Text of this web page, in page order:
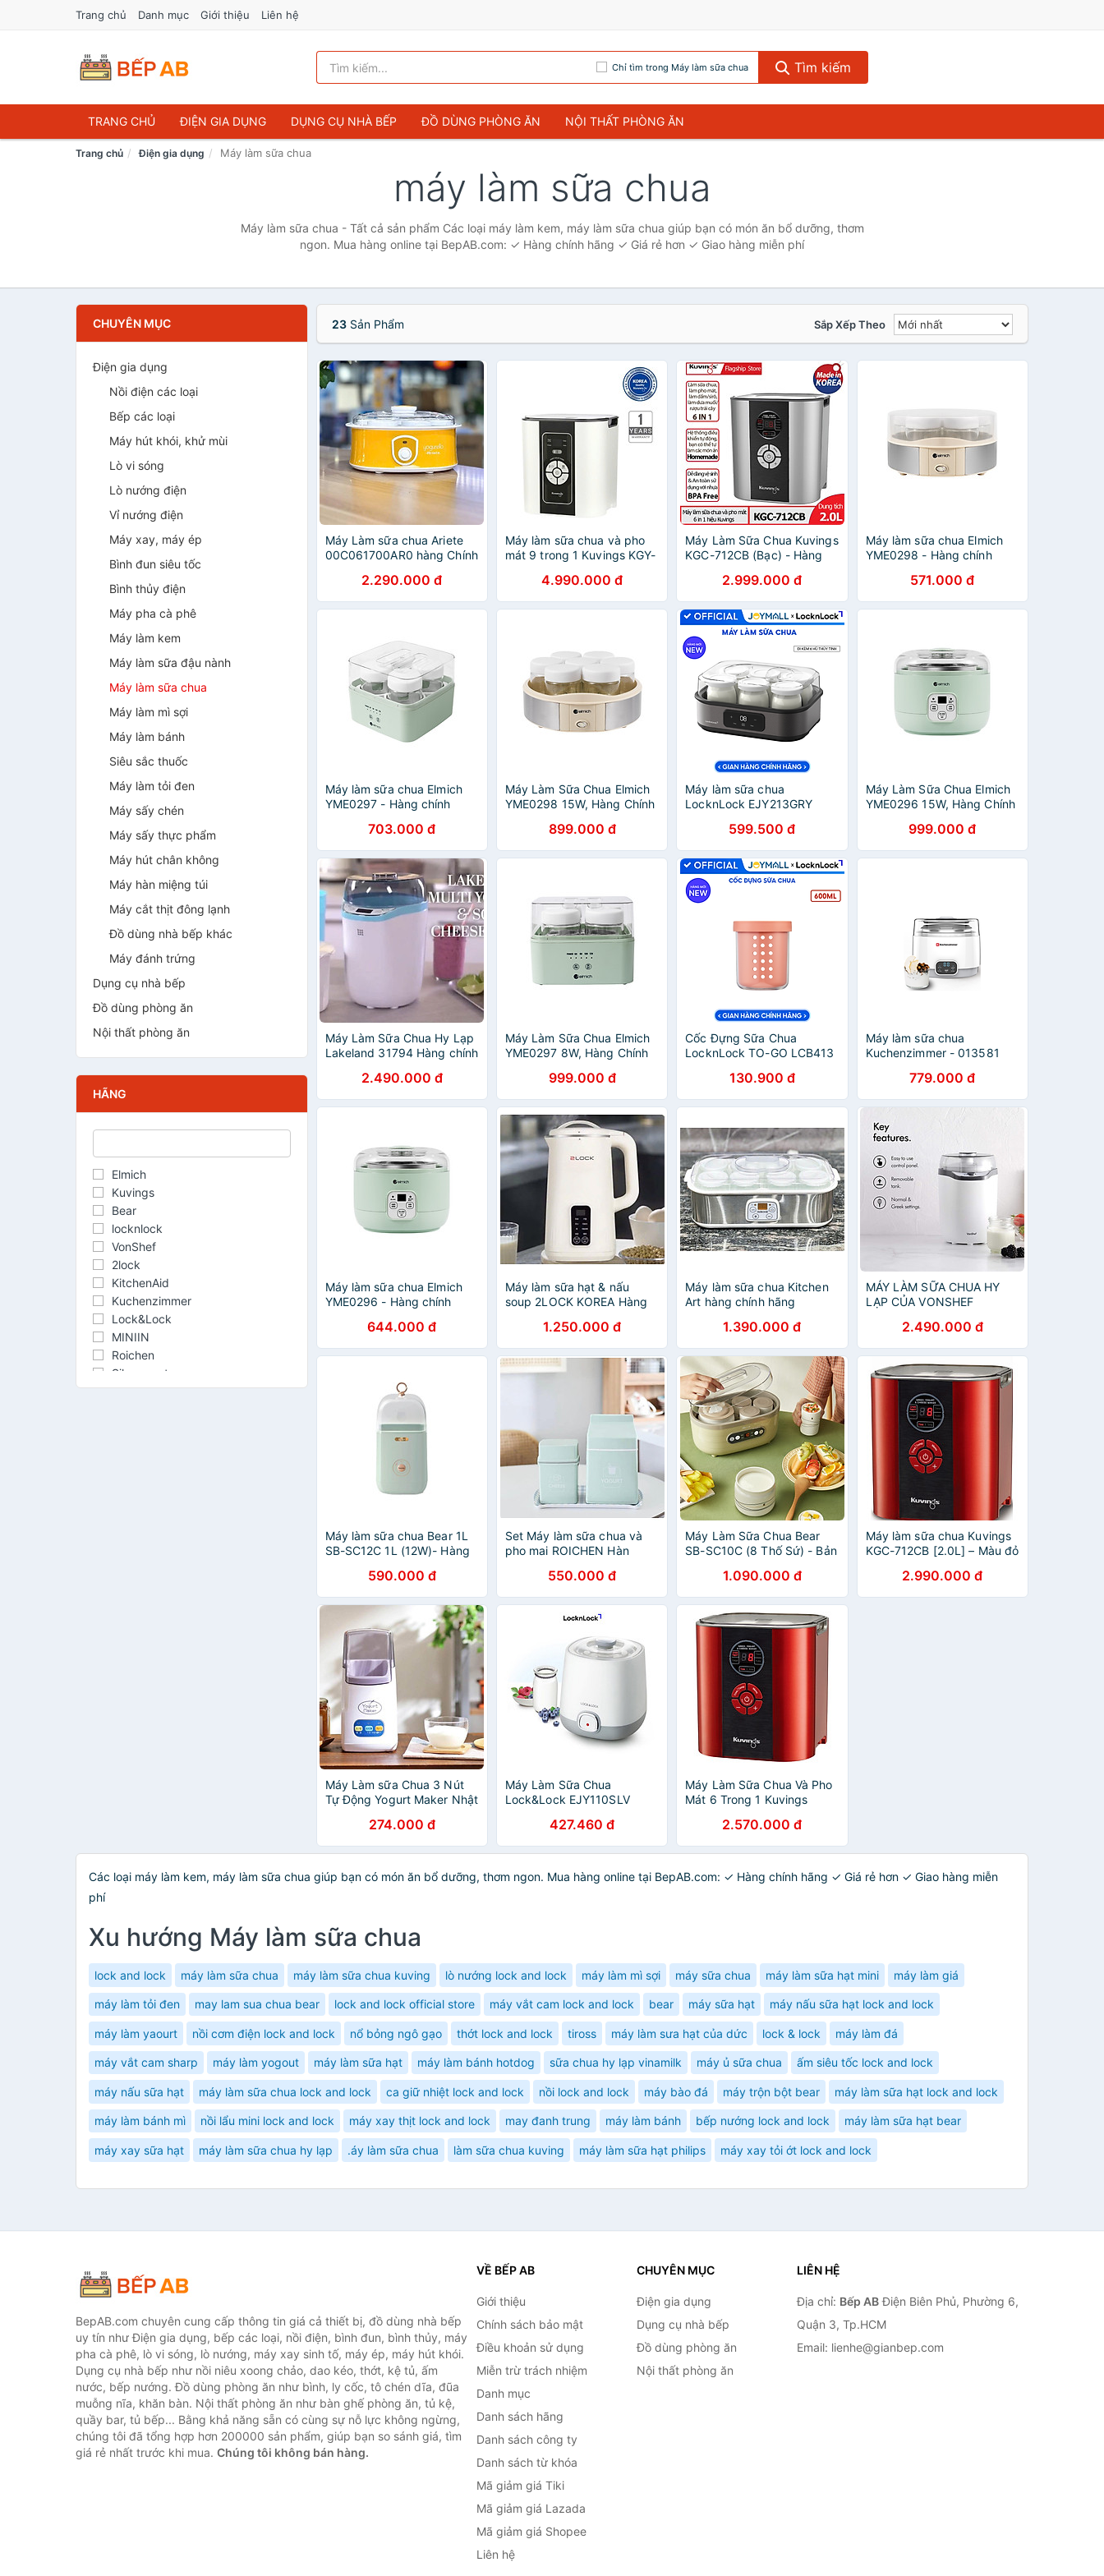
Trang chủ Danh mục Giới thiệu Liên hệ
Chỉ tìm trong Máy làm sữa chua Tìm kiếm
TRANG CHỦ ĐIỆN GIA DỤNG DỤNG CỤ NHÀ BẾP ĐỒ DÙNG PHÒNG ĂN NỘI THẤT PHÒNG ĂN
Trang chủ Điện gia dụng Máy làm sữa chua
máy làm sữa chua
Máy làm sữa chua - Tất cả sản phẩm Các loại máy làm kem, máy làm sữa chua giúp bạn có món ăn bổ dưỡng, thơm
ngon. Mua hàng online tại BepAB.com: ✓ Hàng chính hãng ✓ Giá rẻ hơn ✓ Giao hàng miễn phí
CHUYÊN MỤC
Điện gia dụng
Nồi điện các loại
Bếp các loại
Máy hút khói, khử mùi
Lò vi sóng
Lò nướng điện
Vỉ nướng điện
Máy xay, máy ép
Bình đun siêu tốc
Bình thủy điện
Máy pha cà phê
Máy làm kem
Máy làm sữa đậu nành
Máy làm sữa chua
Máy làm mì sợi
Máy làm bánh
Siêu sắc thuốc
Máy làm tỏi đen
Máy sấy chén
Máy sấy thực phẩm
Máy hút chân không
Máy hàn miệng túi
Máy cắt thịt đông lạnh
Đồ dùng nhà bếp khác
Máy đánh trứng
Dụng cụ nhà bếp
Đồ dùng phòng ăn
Nội thất phòng ăn
HÃNG
Elmich
Kuvings
Bear
locknlock
VonShef
2lock
KitchenAid
Kuchenzimmer
Lock&Lock
MINIIN
Roichen
Silvercrest
23Sản Phẩm Sắp Xếp Theo
Máy Làm sữa chua Ariete
00C061700AR0 hàng Chính
2.290.000 đ
Máy làm sữa chua và pho
mát 9 trong 1 Kuvings KGY-
4.990.000 đ
Máy Làm Sữa Chua Kuvings
KGC-712CB (Bạc) - Hàng
2.999.000 đ
Máy làm sữa chua Elmich
YME0298 - Hàng chính
571.000 đ
Máy làm sữa chua Elmich
YME0297 - Hàng chính
703.000 đ
Máy Làm Sữa Chua Elmich
YME0298 15W, Hàng Chính
Thủy Tinh 200ml - JoyMall
899.000 đ
Máy làm sữa chua
LocknLock EJY213GRY
240V, 50/60Hz, 20W, 1.08L
- Màu xám - Hàng Chính
Hãng - JoyMall
599.500 đ
Máy Làm Sữa Chua Elmich
YME0296 15W, Hàng Chính
Nồi Ủ Inox - JoyMall
999.000 đ
Máy Làm Sữa Chua Hy Lạp
Lakeland 31794 Hàng chính
2.490.000 đ
Máy Làm Sữa Chua Elmich
YME0297 8W, Hàng Chính
Hũ Thủy Tinh 200ml -
JoyMall
999.000 đ
Cốc Đựng Sữa Chua
LocknLock TO-GO LCB413
Muỗng, Hàng Chính Hãng -
JoyMall
130.900 đ
Máy làm sữa chua
Kuchenzimmer - 013581
779.000 đ
Máy làm sữa chua Elmich
YME0296 - Hàng chính
644.000 đ
Máy làm sữa hạt & nấu
soup 2LOCK KOREA Hàng
1.250.000 đ
Máy làm sữa chua Kitchen
Art hàng chính hãng
1.390.000 đ
MÁY LÀM SỮA CHUA HY
LẠP CỦA VONSHEF
2.490.000 đ
Máy làm sữa chua Bear 1L
SB-SC12C 1L (12W)- Hàng
590.000 đ
Set Máy làm sữa chua và
pho mai ROICHEN Hàn
550.000 đ
Máy Làm Sữa Chua Bear
SB-SC10C (8 Thố Sứ) - Bản
1.090.000 đ
Máy làm sữa chua Kuvings
KGC-712CB [2.0L] – Màu đỏ
2.990.000 đ
Máy Làm sữa Chua 3 Nút
Tự Động Yogurt Maker Nhật
Đơn Giản - Hàng Chính
Hãng MINIIN
274.000 đ
Máy Làm Sữa Chua
Lock&Lock EJY110SLV
427.460 đ
Máy Làm Sữa Chua Và Pho
Mát 6 Trong 1 Kuvings
- Hàng Chính Hãng
2.570.000 đ
Các loại máy làm kem, máy làm sữa chua giúp bạn có món ăn bổ dưỡng, thơm ngon. Mua hàng online tại BepAB.com: ✓ Hàng chính hãng ✓ Giá rẻ hơn ✓ Giao hàng miễn
phí
Xu hướng Máy làm sữa chua
lock and lock máy làm sữa chua máy làm sữa chua kuving lò nướng lock and lock máy làm mì sợi máy sữa chua máy làm sữa hạt mini máy làm giá
máy làm tỏi đen may lam sua chua bear lock and lock official store máy vắt cam lock and lock bear máy sữa hạt máy nấu sữa hạt lock and lock
máy làm yaourt nồi cơm điện lock and lock nổ bỏng ngô gạo thớt lock and lock tiross máy làm sưa hạt của dức lock & lock máy làm đá
máy vắt cam sharp máy làm yogout máy làm sữa hạt máy làm bánh hotdog sữa chua hy lạp vinamilk máy ủ sữa chua ấm siêu tốc lock and lock
máy nấu sữa hạt máy làm sữa chua lock and lock ca giữ nhiệt lock and lock nồi lock and lock máy bào đá máy trộn bột bear máy làm sữa hạt lock and lock
máy làm bánh mì nồi lẩu mini lock and lock máy xay thịt lock and lock may đanh trung máy làm bánh bếp nướng lock and lock máy làm sữa hạt bear
máy xay sữa hạt máy làm sữa chua hy lạp .áy làm sữa chua làm sữa chua kuving máy làm sữa hạt philips máy xay tỏi ớt lock and lock
BepAB.com chuyên cung cấp thông tin giá cả thiết bị, đồ dùng nhà bếp
uy tín như Điện gia dụng, bếp các loại, nồi điện, bình đun, bình thủy, máy
pha cà phê, lò vi sóng, lò nướng, máy xay sinh tố, máy ép, máy hút khói.
Dụng cụ nhà bếp như nồi niêu xoong chảo, dao kéo, thớt, kệ tủ, ấm
nước, bếp nướng. Đồ dùng phòng ăn như bình, ly cốc, tô chén dĩa, đũa
muỗng nĩa, khăn bàn. Nội thất phòng ăn như bàn ghế phòng ăn, tủ kệ,
quầy bar, tủ bếp... Bằng khả năng sẵn có cùng sự nỗ lực không ngừng,
chúng tôi đã tổng hợp hơn 200000 sản phẩm, giúp bạn so sánh giá, tìm
giá rẻ nhất trước khi mua. Chúng tôi không bán hàng.
VỀ BẾP AB
Giới thiệu
Chính sách bảo mật
Điều khoản sử dụng
Miễn trừ trách nhiệm
Danh mục
Danh sách hãng
Danh sách công ty
Danh sách từ khóa
Mã giảm giá Tiki
Mã giảm giá Lazada
Mã giảm giá Shopee
Liên hệ
CHUYÊN MỤC
Điện gia dụng
Dụng cụ nhà bếp
Đồ dùng phòng ăn
Nội thất phòng ăn
LIÊN HỆ
Địa chỉ: Bếp ABĐiện Biên Phủ, Phường 6,
Quận 3, Tp.HCM
Email: lienhe@gianbep.com